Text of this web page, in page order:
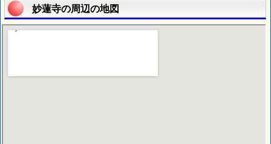
妙蓮寺の周辺の地図